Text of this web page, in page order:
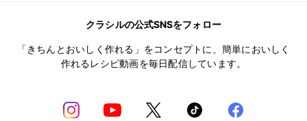
クラシルの公式SNSをフォロー
「きちんとおいしく作れる」をコンセプトに、簡単においしく
作れるレシピ動画を毎日配信しています。